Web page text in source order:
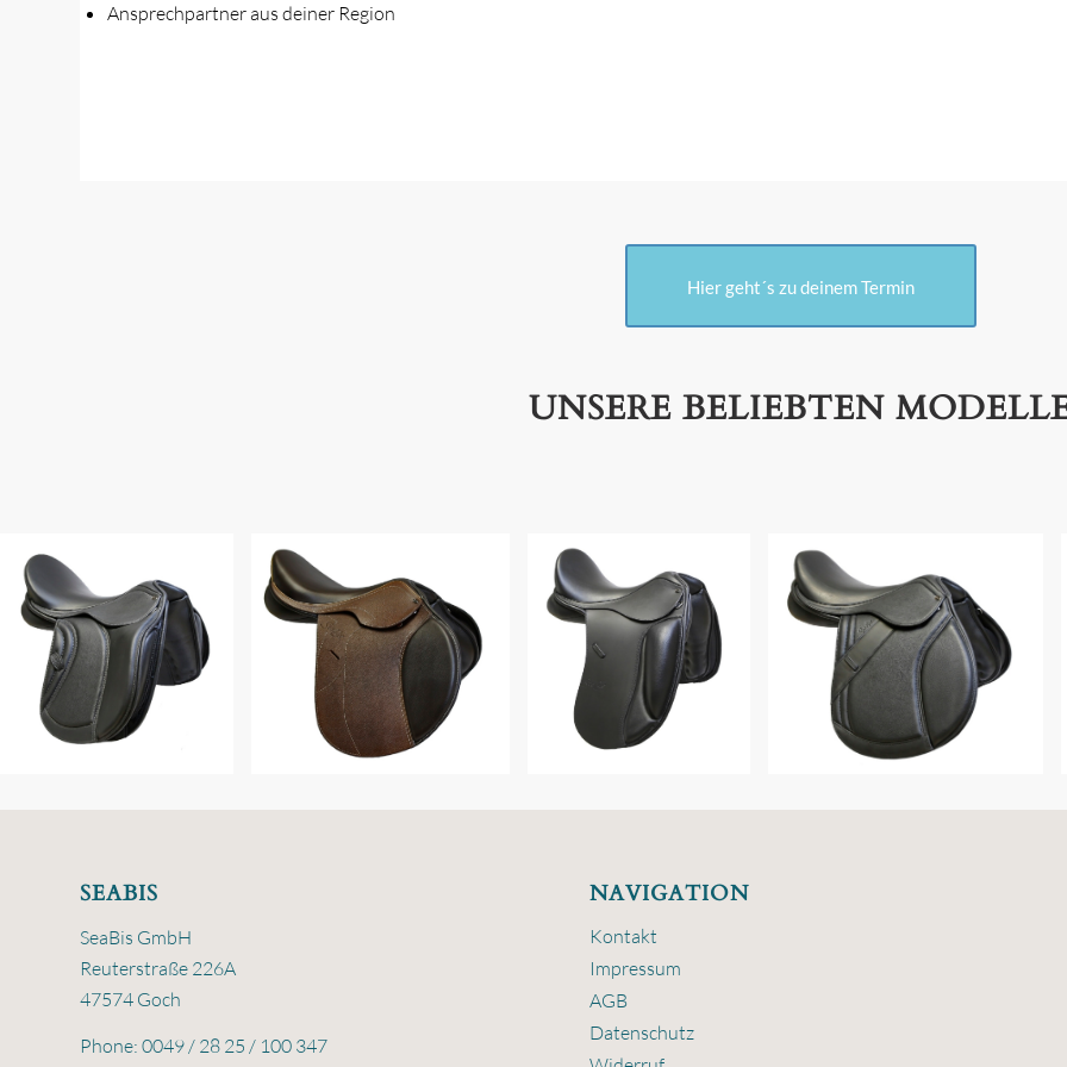
Ansprechpartner aus deiner Region
Hier geht´s zu deinem Termin
UNSERE BELIEBTEN
SEABIS
SeaBis GmbH
Reuterstraße 226A
47574 Goch
Phone: 0049 / 28 25 / 100 347
NAVIGATION
Kontakt
Impressum
AGB
Datenschutz